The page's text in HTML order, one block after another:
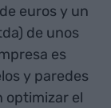
euros y un
de unos
es
y paredes
optimizar el